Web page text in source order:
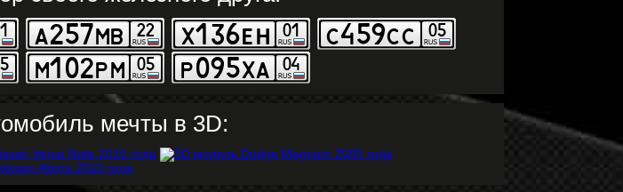
мечты в 3D: